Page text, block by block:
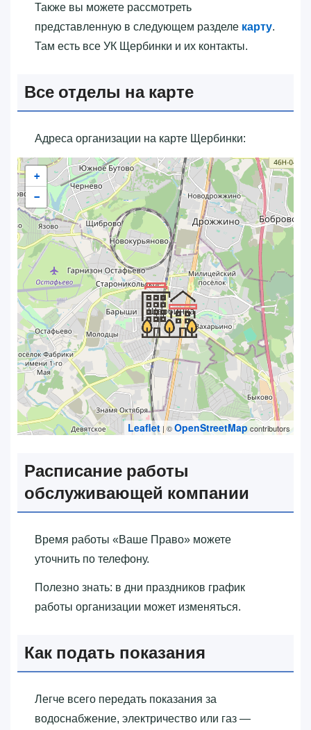
Также вы можете рассмотреть
представленную в следующем разделе карту.
Там есть все УК Щербинки и их контакты.
Все отделы на карте
Адреса организации на карте Щербинки:
+
−
Leaflet | ©OpenStreetMap contributors
Расписание работы
обслуживающей компании
Время работы «‎Ваше Право»‎ можете
уточнить по телефону.
Полезно знать: в дни праздников график
работы организации может изменяться.
Как подать показания
Легче всего передать показания за
водоснабжение, электричество или газ —